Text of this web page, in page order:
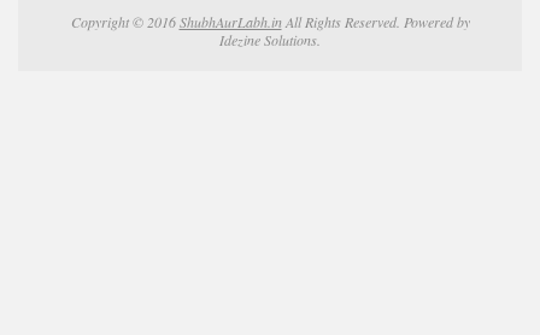
Copyright © 2016ShubhAurLabh.in All Rights Reserved. Powered by
Idezine Solutions.